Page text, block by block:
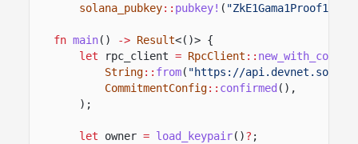
solana_pubkey:: pubkey! (
fn main() -> Result<()> {
let
rpc_client = RpcClient ::
String:: from( "https://
CommitmentConfig:: confirmed (),
);
let owner = load_keypair()? ;